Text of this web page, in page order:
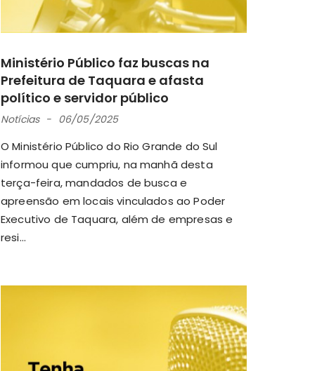
Ministério Público faz buscas na
Prefeitura de Taquara e afasta
político e servidor público
Notícias 06/05/2025
O Ministério Público do Rio Grande do Sul
informou que cumpriu, na manhã desta
terça-feira, mandados de busca e
apreensão em locais vinculados ao Poder
Executivo de Taquara, além de empresas e
resi...